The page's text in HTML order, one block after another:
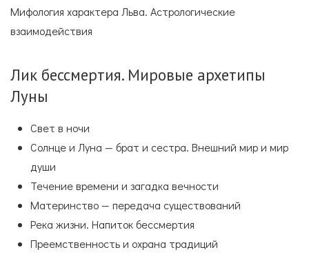
Мифология характера Льва. Астрологические
взаимодействия
Лик бессмертия. Мировые архетипы
Луны
Свет в ночи
Солнце и Луна — брат и сестра. Внешний мир и мир
души
Течение времени и загадка вечности
Материнство — передача существований
Река жизни. Напиток бессмертия
Преемственность и охрана традиций